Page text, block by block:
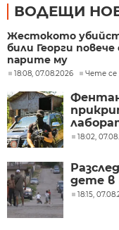
ВОДЕЩИ
Жестокото
били Георги
парите му
18:08, 07.08.2026 Чете се
18:02,
дете в
18:15,